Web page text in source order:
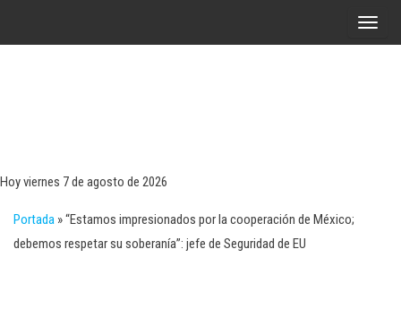
A
Hoy viernes 7 de agosto de 2026
Portada »“Estamos impresionados por la cooperación de México;
debemos respetar su soberanía”: jefe de Seguridad de EU